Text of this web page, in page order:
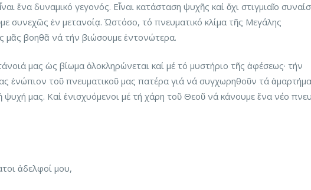
ἕνα δυναμικό γεγονός. Εἶναι κατάσταση ψυχῆς καί ὄχι στιγμιαῖο
συνεχῶς ἐν μετανοίᾳ. Ὡστόσο, τό πνευματικό κλίμα τῆς Μεγάλης
μᾶς βοηθᾶ νά τήν βιώσουμε ἐντονώτερα.
μας ὡς βίωμα ὁλοκληρώνεται καί μέ τό μυστήριο τῆς ἀφέσεως· τήν
ἐνώπιον τοῦ πνευματικοῦ μας πατέρα γιά νά συγχωρηθοῦν τά
ψυχή μας. Καί ἐνισχυόμενοι μέ τή χάρη τοῦ Θεοῦ νά κάνουμε ἕνα νέο
ἀδελφοί μου,